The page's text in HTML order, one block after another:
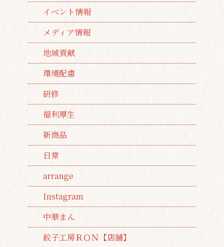
イベント情報
メディア情報
地域貢献
環境配慮
研修
福利厚生
新商品
日常
arrange
Instagram
中華まん
餃子工房ＲＯＮ【店舗】